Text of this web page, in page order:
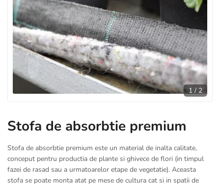
1 / 2
Stofa de absorbtie premium
Stofa de absorbtie premium este un material de inalta calitate,
conceput pentru productia de plante si ghivece de flori (in timpul
fazei de rasad sau a urmatoarelor etape de vegetatie). Aceasta
stofa se poate monta atat pe mese de cultura cat si in spatii de